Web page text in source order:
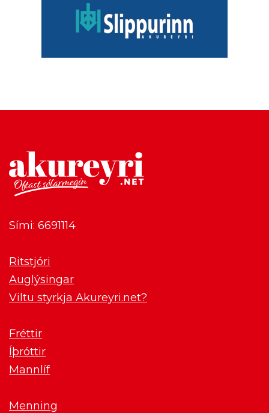
Sími: 6691114
Ritstjóri
Auglýsingar
Viltu styrkja Akureyri.net?
Fréttir
Íþróttir
Mannlíf
Menning